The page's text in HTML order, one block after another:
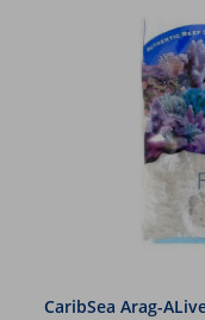
CaribSea Arag-